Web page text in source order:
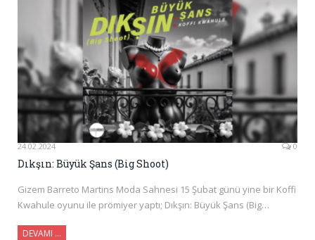
24.02.2024 0
Dıkşın: Büyük Şans (Big Shoot)
Gizem Barreto Martins Moda Sahnesi 15 Şubat günü yine bir Koffi
Kwahule oyunu ile prömiyer yaptı; Dıkşın: Büyük Şans (Big…
DEVAMI …